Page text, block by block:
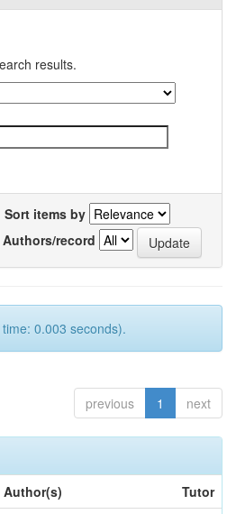
results.
Sort items by
Authors/record
0.003 seconds).
previous 1 next
Author(s)
Tutor